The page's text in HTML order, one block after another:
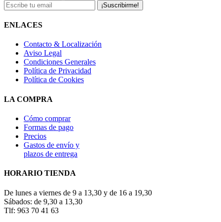
¡Suscribirme!
ENLACES
Contacto & Localización
Aviso Legal
Condiciones Generales
Política de Privacidad
Política de Cookies
LA COMPRA
Cómo comprar
Formas de pago
Precios
Gastos de envío y
plazos de entrega
HORARIO TIENDA
De lunes a viernes de 9 a 13,30 y de 16 a 19,30
Sábados: de 9,30 a 13,30
Tlf: 963 70 41 63